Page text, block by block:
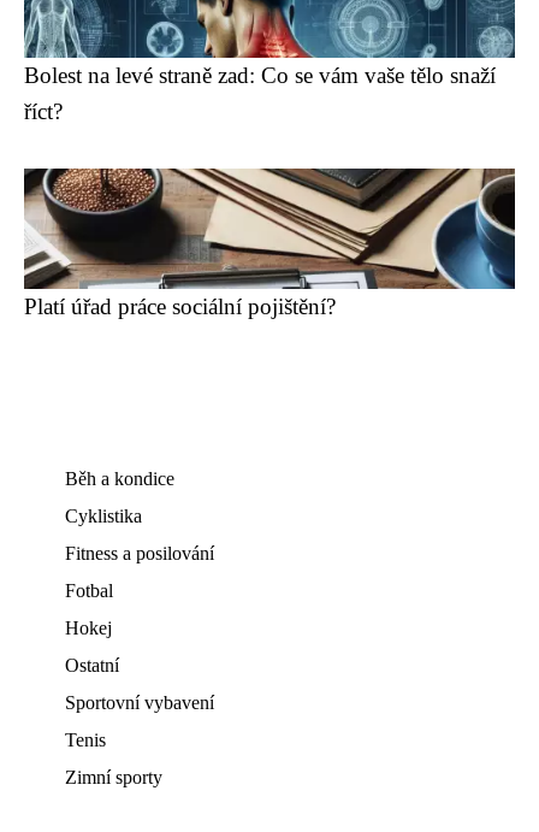
Bolest na levé straně zad: Co se vám vaše tělo snaží
říct?
Platí úřad práce sociální pojištění?
Běh a kondice
Cyklistika
Fitness a posilování
Fotbal
Hokej
Ostatní
Sportovní vybavení
Tenis
Zimní sporty